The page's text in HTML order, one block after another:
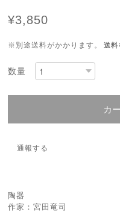
¥3,850
※別途送料がかかります。 送料
数量
カ
通報する
陶器
作家：宮田竜司